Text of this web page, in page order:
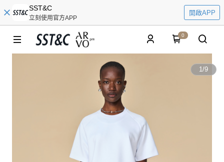
SST&C
立刻使用官方APP
開啟APP
0
1/9